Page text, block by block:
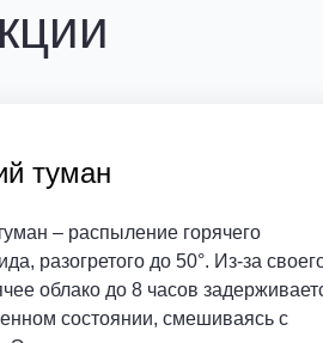
туман
– распыление горячего
разогретого до 50°. Из-за
облако до 8 часов
состоянии, смешиваясь с